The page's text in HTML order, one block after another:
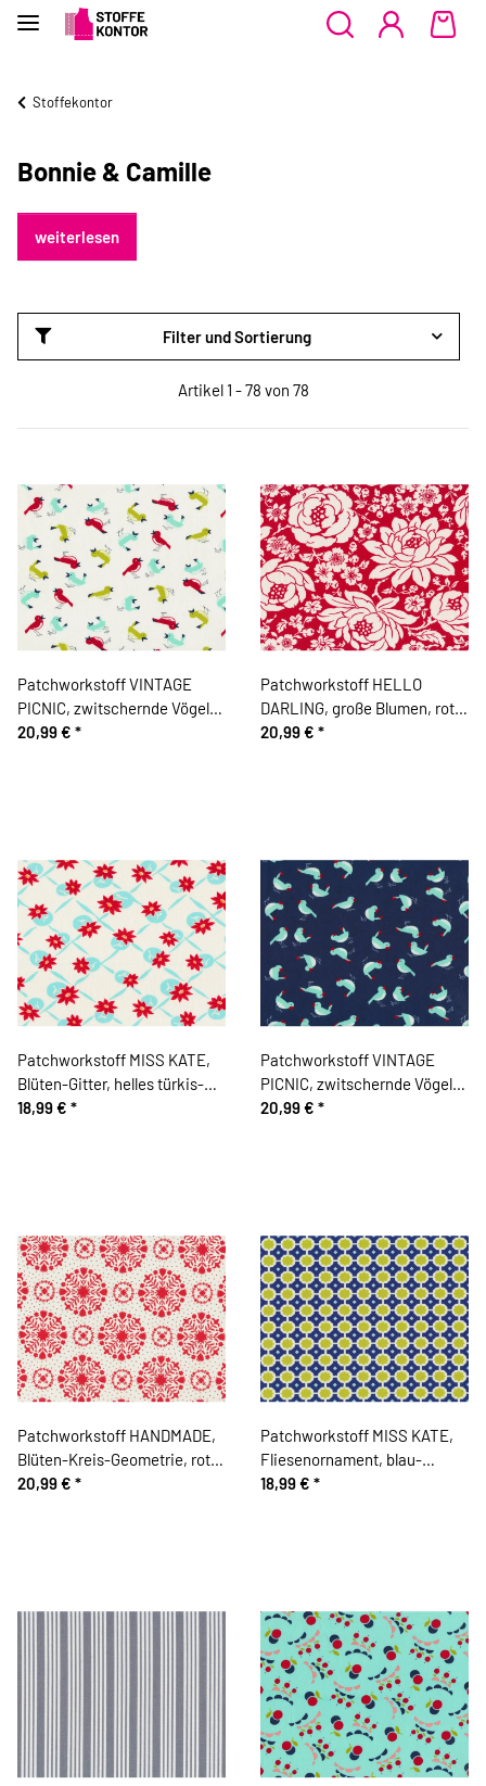
Stoffekontor
Bonnie & Camille
weiterlesen
Filter und Sortierung
Artikel 1 - 78 von 78
Patchworkstoff VINTAGE
PICNIC, zwitschernde Vögel,
wollweiß-rot-limette, Moda
20,99 € *
Patchworkstoff HELLO
DARLING, große Blumen, rot,
Moda Fabrics
20,99 € *
Patchworkstoff MISS KATE,
Blüten-Gitter, helles türkis-
rot, Moda Fabrics
18,99 € *
Patchworkstoff VINTAGE
PICNIC, zwitschernde Vögel,
gedecktes dunkelblau-helles
20,99 € *
Patchworkstoff HANDMADE,
Blüten-Kreis-Geometrie, rot-
gebrochenes weiß, Moda
20,99 € *
Patchworkstoff MISS KATE,
Fliesenornament, blau-
hellgrün, Moda Fabrics
18,99 € *